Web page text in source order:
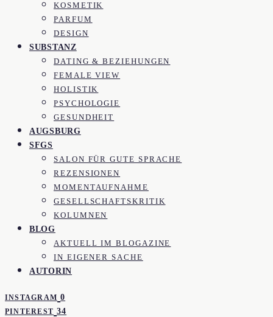
KOSMETIK
PARFUM
DESIGN
SUBSTANZ
DATING & BEZIEHUNGEN
FEMALE VIEW
HOLISTIK
PSYCHOLOGIE
GESUNDHEIT
AUGSBURG
SFGS
SALON FÜR GUTE SPRACHE
REZENSIONEN
MOMENTAUFNAHME
GESELLSCHAFTSKRITIK
KOLUMNEN
BLOG
AKTUELL IM BLOGAZINE
IN EIGENER SACHE
AUTORIN
INSTAGRAM 0
PINTEREST 34